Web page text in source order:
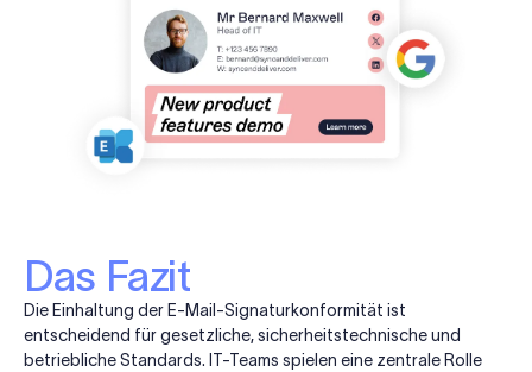
Das Fazit
Die Einhaltung der E-Mail-Signaturkonformität ist
entscheidend für gesetzliche, sicherheitstechnische und
betriebliche Standards. IT-Teams spielen eine zentrale Rolle